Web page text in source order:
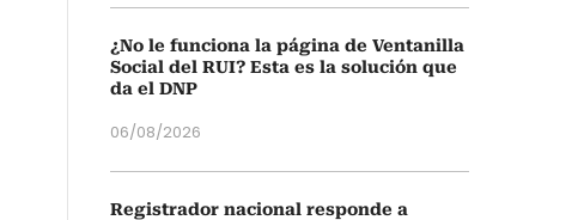
¿No le funciona la página de Ventanilla
Social del RUI? Esta es la solución que
da el DNP
06/08/2026
Registrador nacional responde a